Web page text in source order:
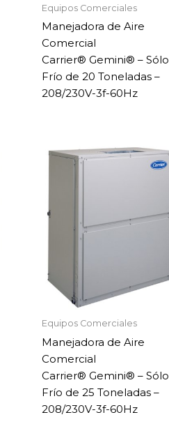
Equipos Comerciales
Manejadora de Aire
Comercial
Carrier® Gemini® – Sólo
Frío de 20 Toneladas –
208/230V-3f-60Hz
Equipos Comerciales
Manejadora de Aire
Comercial
Carrier® Gemini® – Sólo
Frío de 25 Toneladas –
208/230V-3f-60Hz